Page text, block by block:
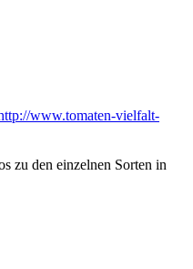
www.tomaten-vielfalt-
zu den einzelnen Sorten in